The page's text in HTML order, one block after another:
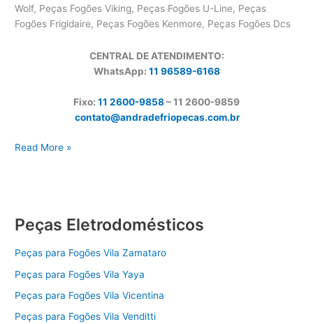
Wolf, Peças Fogões Viking, Peças Fogões U-Line, Peças
Fogões Frigidaire, Peças Fogões Kenmore, Peças Fogões Dcs
CENTRAL DE ATENDIMENTO:
WhatsApp: 11 96589-6168
Fixo: 11 2600-9858– 11 2600-9859
contato@andradefriopecas.com.br
Peças
Read More »
Peças Eletrodomésticos
Peças para Fogões Vila Zamataro
Peças para Fogões Vila Yaya
Peças para Fogões Vila Vicentina
Peças para Fogões Vila Venditti